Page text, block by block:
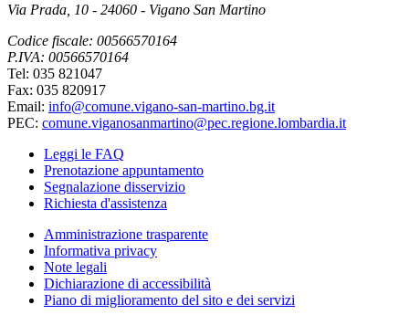
Via Prada, 10 - 24060 - Vigano San Martino
Codice fiscale: 00566570164
P.IVA: 00566570164
Tel: 035 821047
Fax: 035 820917
Email: info@comune.vigano-san-martino.bg.it
PEC: comune.viganosanmartino@pec.regione.lombardia.it
Leggi le FAQ
Prenotazione appuntamento
Segnalazione disservizio
Richiesta d'assistenza
Amministrazione trasparente
Informativa privacy
Note legali
Dichiarazione di accessibilità
Piano di miglioramento del sito e dei servizi